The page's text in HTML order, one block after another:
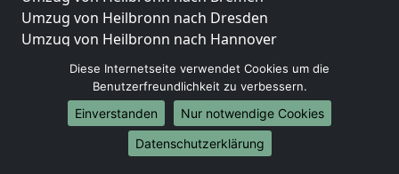
Umzug von Heilbronn nach Dresden
Umzug von Heilbronn nach Hannover
Umzug von Heilbronn nach Nürnberg
Umzug von Heilbronn nach Duisburg
Umzug von Heilbronn nach Bochum
Umzug von Heilbronn nach Wuppertal
Umzug von Heilbronn nach Bielefeld
Diese Internetseite verwendet Cookies um die
Benutzerfreundlichkeit zu verbessern.
Einverstanden
Nur notwendige Cookies
Datenschutzerklärung